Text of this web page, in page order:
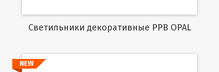
Cветильники декоративные PPB OPAL
NEW